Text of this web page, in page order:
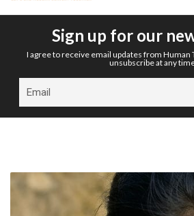
Sign up for our
I agree to receive email updates from Human
unsubscribe at any